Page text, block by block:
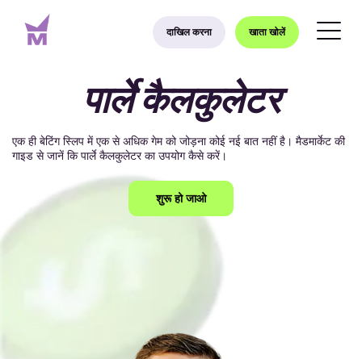
दाखिल करना खाता खोलें
पार्ले कैलकुलेटर
एक ही बेटिंग स्लिप में एक से अधिक गेम को जोड़ना कोई नई बात नहीं है। मैडमार्केट की
गाइड से जानें कि पार्ले कैलकुलेटर का उपयोग कैसे करें।
शुरू हो जाओ